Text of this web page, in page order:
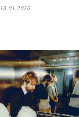
13.01.2026